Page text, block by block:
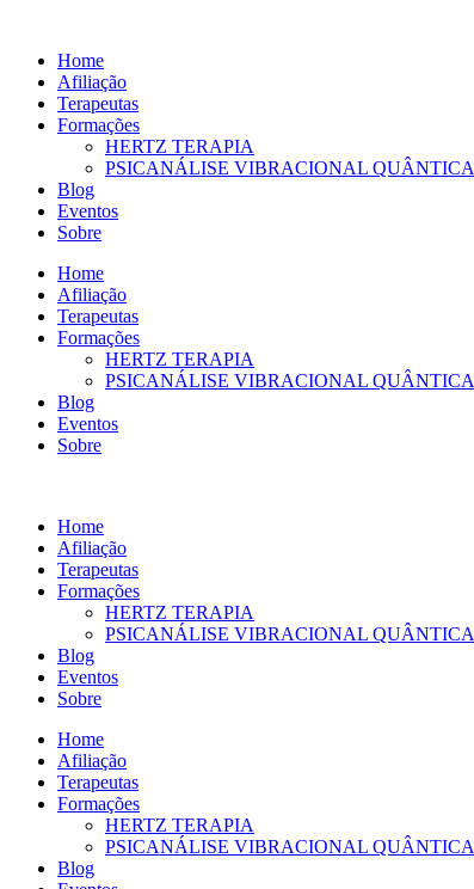
conteúdo
Home
Afiliação
Terapeutas
Formações
HERTZ TERAPIA
PSICANÁLISE VIBRACIONAL QUÂNTICA
Blog
Eventos
Sobre
Home
Afiliação
Terapeutas
Formações
HERTZ TERAPIA
PSICANÁLISE VIBRACIONAL QUÂNTICA
Blog
Eventos
Sobre
Home
Afiliação
Terapeutas
Formações
HERTZ TERAPIA
PSICANÁLISE VIBRACIONAL QUÂNTICA
Blog
Eventos
Sobre
Home
Afiliação
Terapeutas
Formações
HERTZ TERAPIA
PSICANÁLISE VIBRACIONAL QUÂNTICA
Blog